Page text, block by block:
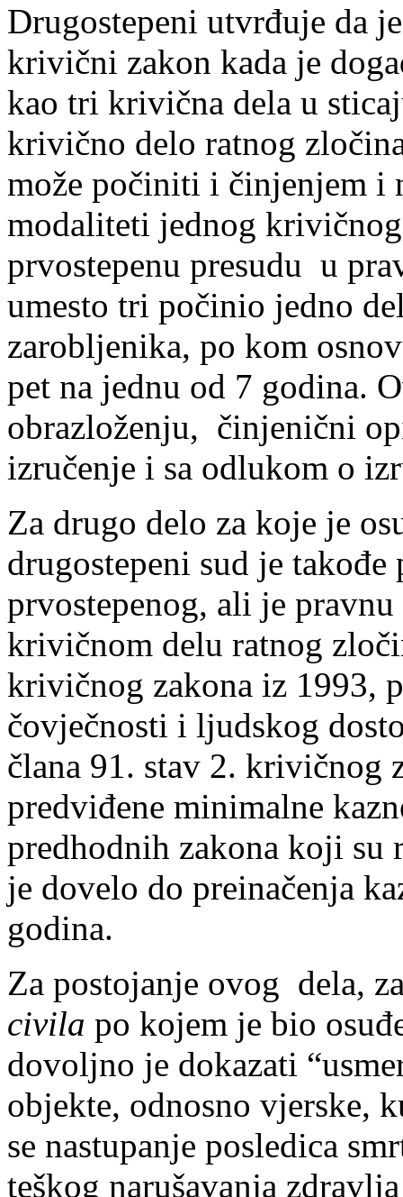
Drugostepeni utvrđuje da
krivični zakon kada je
kao tri krivična dela u
krivično delo ratnog
može počiniti i činjenjem i
modaliteti jednog
prvostepenu presudu u
umesto tri počinio jedno
zarobljenika, po kom
pet na jednu od 7 godina.
obrazloženju, činjenični
izručenje i sa odlukom o
Za drugo delo za koje je
drugostepeni sud je
prvostepenog, ali je
krivičnom delu ratnog
krivičnog zakona iz 1993,
čovječnosti i ljudskog
člana 91. stav 2. krivičnog
predviđene minimalne
predhodnih zakona koji
je dovelo do preinačenja
godina.
Za postojanje ovog dela,
civila po kojem je bio
dovoljno je dokazati
objekte, odnosno vjerske,
se nastupanje posledica
teškog narušavanja